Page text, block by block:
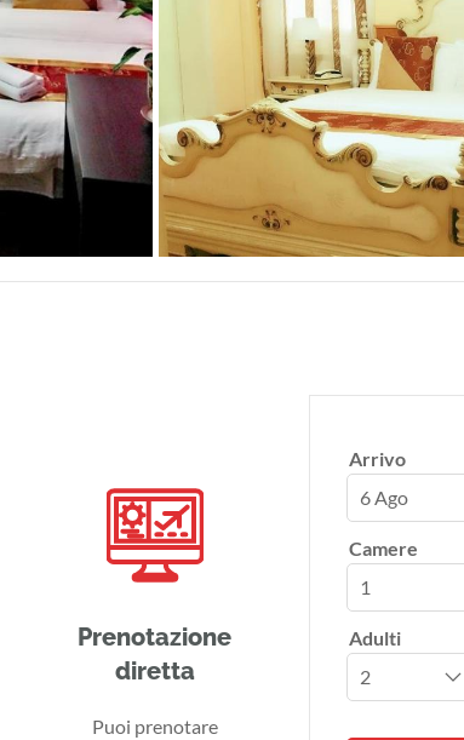
Arrivo
6 Ago
Camere
Adulti
Prenotazione
diretta
Puoi prenotare